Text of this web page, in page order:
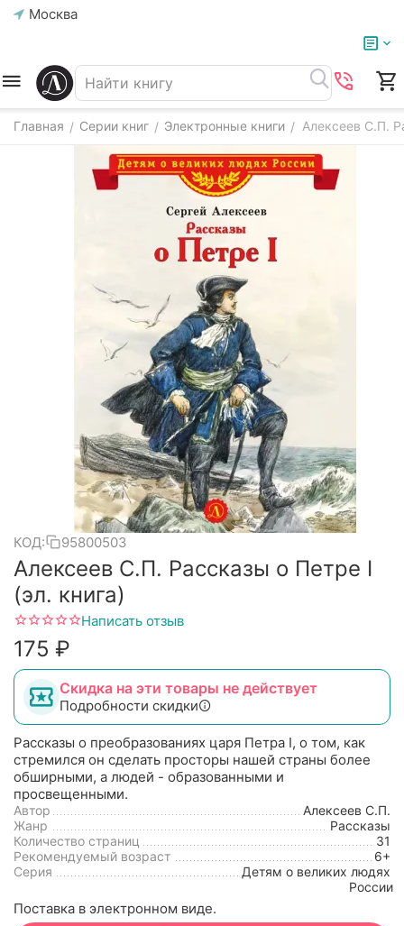
Москва
Главная / Серии книг / Электронные книги / Алексеев С.П.
КОД: 95800503
Алексеев С.П. Рассказы о Петре I
(эл. книга)
Написать отзыв
‍175‍ ₽
Скидка на эти товары не действует
Подробности скидки
Рассказы о преобразованиях царя Петра I, о том, как
стремился он сделать просторы нашей страны более
обширными, а людей - образованными и
просвещенными.
Автор
Алексеев С.П.
Жанр
Рассказы
Количество страниц
31
Рекомендуемый возраст
6+
Серия
Детям о великих людях
России
Поставка в электронном виде.